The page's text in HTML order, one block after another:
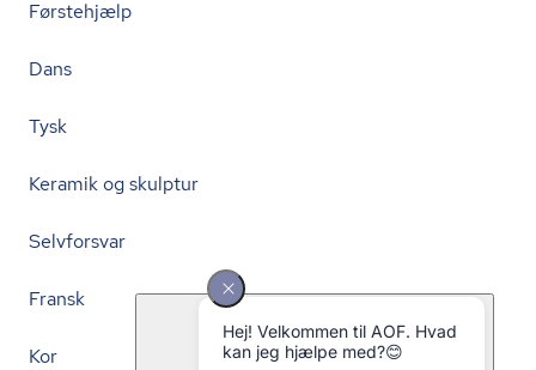
Førstehjælp
Dans
Tysk
Keramik og skulptur
Selvforsvar
Fransk
Kor